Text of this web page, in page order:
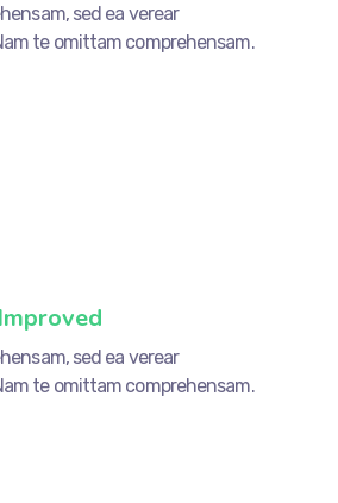
sed ea verear
te omittam comprehensam.
sed ea verear
te omittam comprehensam.